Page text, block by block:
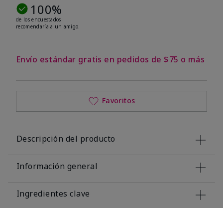
100%
de los encuestados
recomendaría a un amigo.
Envío estándar gratis en pedidos de $75 o más
Favoritos
Descripción del producto
Información general
Ingredientes clave